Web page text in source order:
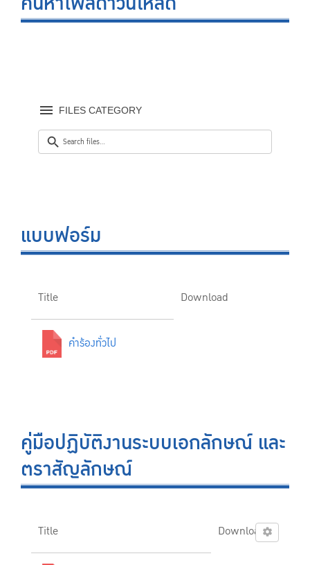
FILES CATEGORY
แบบฟอร์ม
Title Download
คำร้องทั่วไป
คู่มือปฏิบัติงานระบบเอกลักษณ์ และ
ตราสัญลักษณ์
Title Download